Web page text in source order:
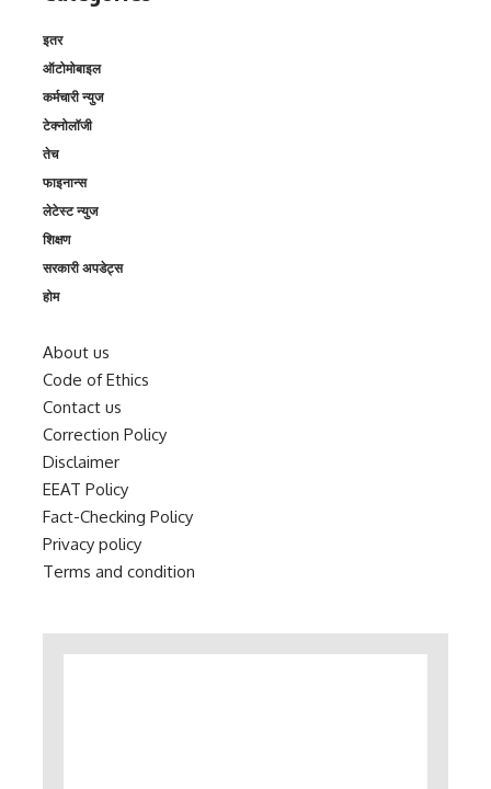
इतर
ऑटोमोबाइल
कर्मचारी न्युज
टेक्नोलॉजी
तेच
फाइनान्स
लेटेस्ट न्युज
शिक्षण
सरकारी अपडेट्स
होम
About us
Code of Ethics
Contact us
Correction Policy
Disclaimer
EEAT Policy
Fact-Checking Policy
Privacy policy
Terms and condition